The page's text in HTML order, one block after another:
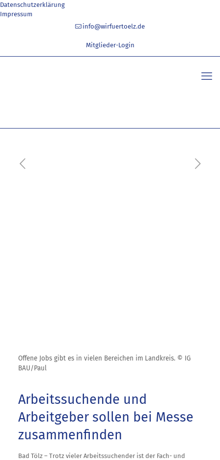
Datenschutzerklärung
Impressum
info@wirfuertoelz.de
Mitglieder-Login
Offene Jobs gibt es in vielen Bereichen im Landkreis. © IG
BAU/Paul
Arbeitssuchende und
Arbeitgeber sollen bei Messe
zusammenfinden
Bad Tölz – Trotz vieler Arbeitssuchender ist der Fach- und